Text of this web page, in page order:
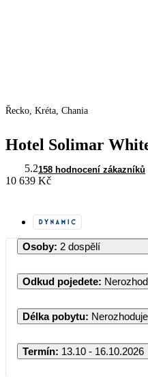
Řecko, Kréta, Chania
Hotel Solimar
5.2158 hodnocení zákazníků
10 639 Kč
Osoby: 2 dospělí
Odkud pojedete:
Délka pobytu: Nerozhoduje
Termín: 13.10 - 16.10.2026